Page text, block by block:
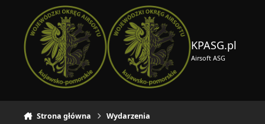
Skocz do zawartości
KPASG.pl
Airsoft ASG
Strona główna Wydarzenia